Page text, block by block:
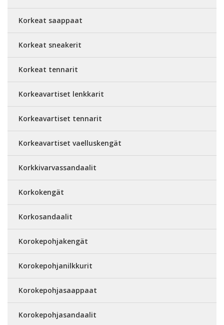
Korkeat saappaat
Korkeat sneakerit
Korkeat tennarit
Korkeavartiset lenkkarit
Korkeavartiset tennarit
Korkeavartiset vaelluskengät
Korkkivarvassandaalit
Korkokengät
Korkosandaalit
Korokepohjakengät
Korokepohjanilkkurit
Korokepohjasaappaat
Korokepohjasandaalit